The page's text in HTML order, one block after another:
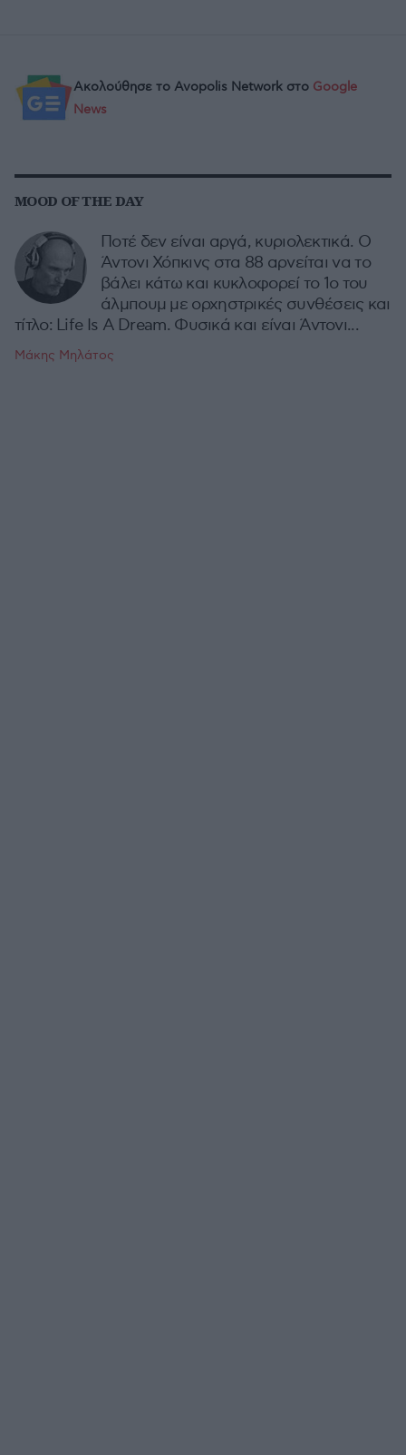
Ακολούθησε το Avopolis Network στο Google
News
MOOD OF THE DAY
Ποτέ δεν είναι αργά, κυριολεκτικά. Ο
Άντονι Χόπκινς στα 88 αρνείται να το
βάλει κάτω και κυκλοφορεί το 1ο του
άλμπουμ με ορχηστρικές συνθέσεις και
τίτλο: Life Is A Dream. Φυσικά και είναι Άντονι...
Μάκης Μηλάτος